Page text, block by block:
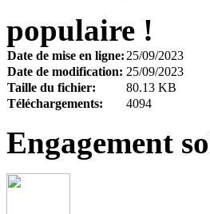
populaire !
Date de mise en ligne: 25/09/2023
Date de modification: 25/09/2023
Taille du fichier:
80.13 KB
Téléchargements:
4094
Engagement